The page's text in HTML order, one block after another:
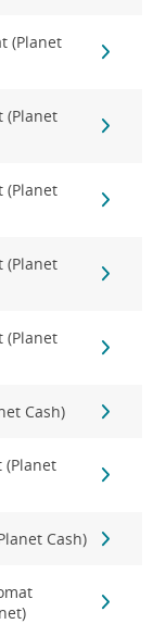
(Planet
(Planet
(Planet
(Planet
(Planet
Cash)
(Planet
Cash)